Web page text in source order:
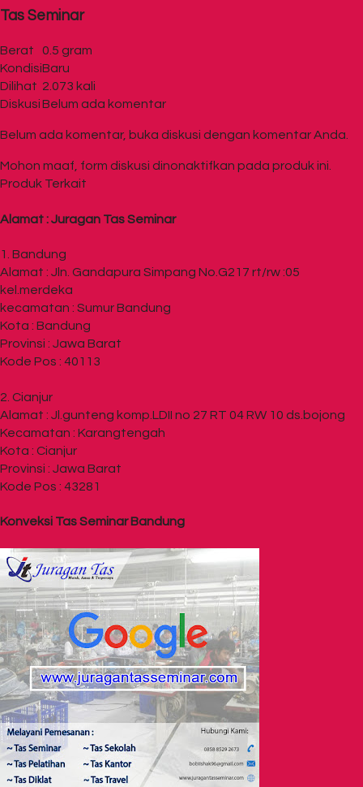
Tas Seminar
Berat
0.5 gram
KondisiBaru
Dilihat 2.073 kali
DiskusiBelum ada komentar
Belum ada komentar, buka diskusi dengan komentar Anda.
Mohon maaf, form diskusi dinonaktifkan pada produk ini.
Produk Terkait
Alamat : Juragan Tas Seminar
1. Bandung
Alamat : Jln. Gandapura Simpang No.G217 rt/rw :05
kel.merdeka
kecamatan : Sumur Bandung
Kota : Bandung
Provinsi : Jawa Barat
Kode Pos : 40113
2. Cianjur
Alamat : Jl.gunteng komp.LDII no 27 RT 04 RW 10 ds.bojong
Kecamatan : Karangtengah
Kota : Cianjur
Provinsi : Jawa Barat
Kode Pos : 43281
Konveksi Tas Seminar Bandung